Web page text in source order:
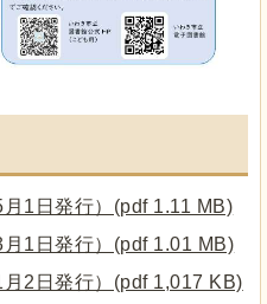
1日発行）(pdf 1.11 MB)
1日発行）(pdf 1.01 MB)
2日発行）(pdf 1,017 KB)